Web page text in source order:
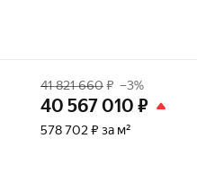
41 821 660₽ –3%
40 567 010 ₽
578 702 ₽ за м²